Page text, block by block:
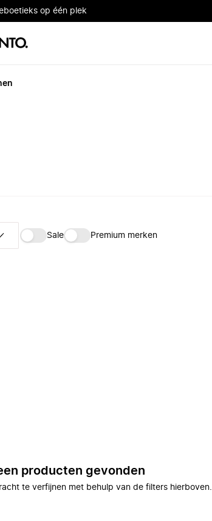
op één plek
Sale Premium merken
producten gevonden
te verfijnen met behulp van de filters hierboven.